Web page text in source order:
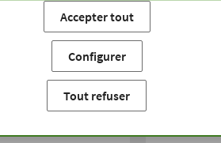
Différents thèmes Produits en pin
Accepter tout
Configurer
Tout refuser